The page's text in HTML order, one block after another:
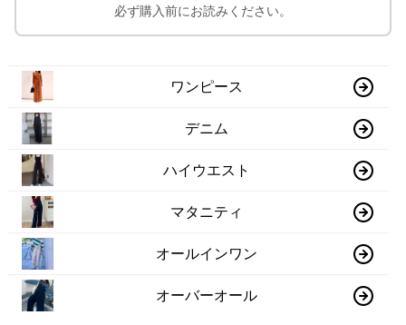
必ず購入前にお読みください。
ワンピース
デニム
ハイウエスト
マタニティ
オールインワン
オーバーオール